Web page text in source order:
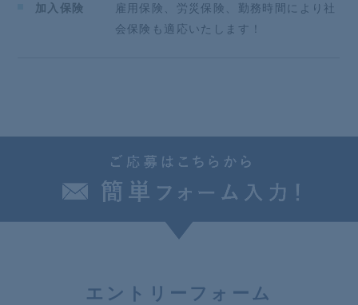
加入保険
雇用保険、労災保険、勤務時間により社
会保険も適応いたします！
エ ントリーフォーム